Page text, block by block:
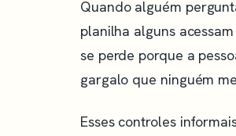
Quando alguém
planilha alguns
se perde porque a
gargalo que ninguém
Esses controles